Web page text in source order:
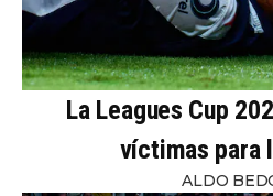
La Leagues Cup
víctimas para
ALDO